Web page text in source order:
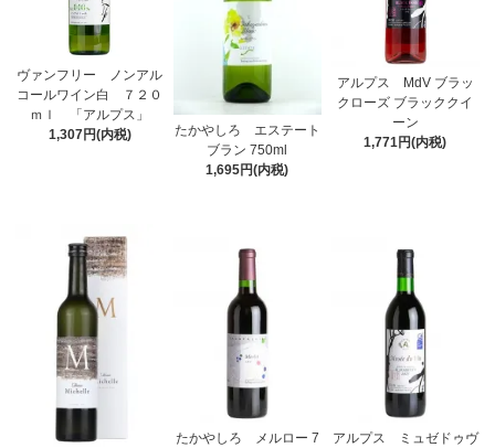
ヴァンフリー ノンアル
コールワイン白 ７２０
ｍｌ 「アルプス」
1,307円(内税)
たかやしろ エステート
ブラン 750ml
1,695円(内税)
アルプス MdV ブラッ
クローズ ブラッククイ
ーン
1,771円(内税)
たかやしろ メルロー 7
アルプス ミュゼドゥヴ